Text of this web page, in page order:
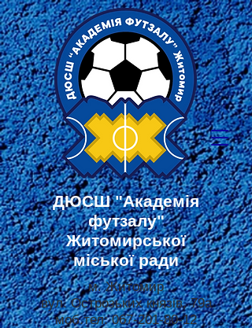
ДЮСШ"Академія
футзалу"
Житомирської
міської ради
м. Житомир
вул. Острозьких князів, 79а
моб.тел:067-201-80-12